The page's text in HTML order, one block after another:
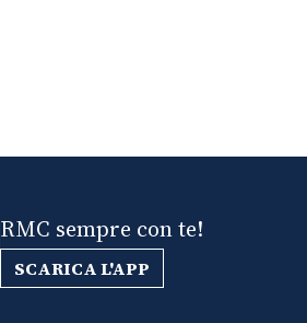
RMC sempre con te!
SCARICA L'APP